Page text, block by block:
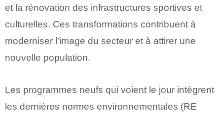
et la rénovation des infrastructures sportives et
culturelles. Ces transformations contribuent à
moderniser l’image du secteur et à attirer une
nouvelle population.
Les programmes neufs qui voient le jour intègrent
les dernières normes environnementales (RE